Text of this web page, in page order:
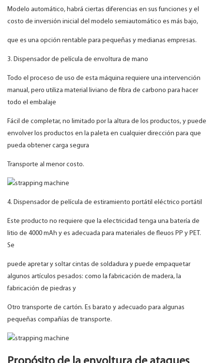
Modelo automático, habrá ciertas diferencias en sus funciones y el
costo de inversión inicial del modelo semiautomático es más bajo,
que es una opción rentable para pequeñas y medianas empresas.
3. Dispensador de película de envoltura de mano
Todo el proceso de uso de esta máquina requiere una intervención
manual, pero utiliza material liviano de fibra de carbono para hacer
todo el embalaje
Fácil de completar, no limitado por la altura de los productos, y puede
envolver los productos en la paleta en cualquier dirección para que
pueda obtener carga segura
Transporte al menor costo.
4. Dispensador de película de estiramiento portátil eléctrico portátil
Este producto no requiere que la electricidad tenga una batería de
litio de 4000 mAh y es adecuada para materiales de fleuos PP y PET.
Se
puede apretar y soltar cintas de soldadura y puede empaquetar
algunos artículos pesados: como la fabricación de madera, la
fabricación de piedras y
Otro transporte de cartón. Es barato y adecuado para algunas
pequeñas compañías de transporte.